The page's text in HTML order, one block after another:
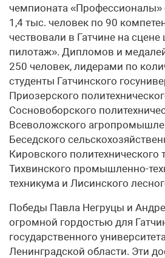
чемпионата «Профессионалы»
1,4 тыс. человек по 90
чествовали в Гатчине на
пилотаж». Дипломов и
250 человек, лидерами по
студенты Гатчинского
Приозерского
Сосновоборского
Всеволожского
Беседского
Кировского политехнического
Тихвинского промышленно-
техникума и Лисинского
Победы Павла Негруцы и
огромной гордостью для
государственного
Ленинградской области. Эти